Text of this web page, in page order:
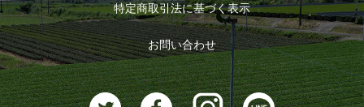
おすすめのお茶
お茶に合うスイーツ
ログアウト
特定商取引法に基づく表示
お問い合わせ